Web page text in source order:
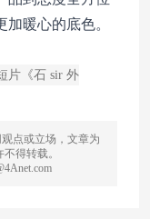
暖心的底色。
片《石 sir 外
点或立场，文章为
得转载。